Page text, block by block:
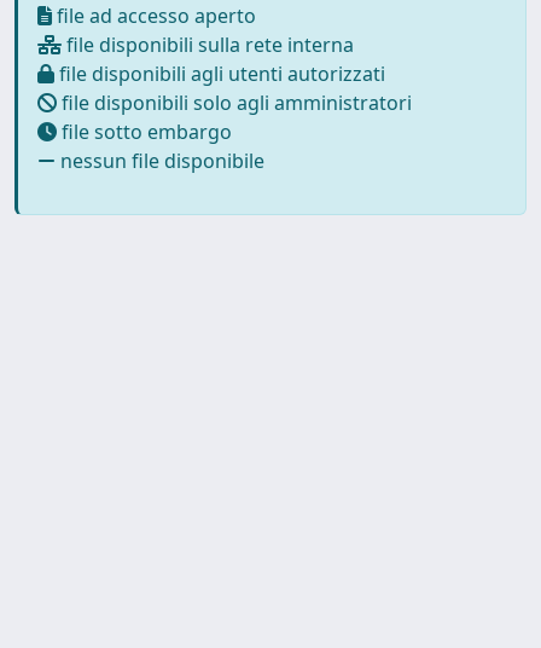
file ad accesso aperto
file disponibili sulla rete interna
file disponibili agli utenti autorizzati
file disponibili solo agli amministratori
file sotto embargo
nessun file disponibile